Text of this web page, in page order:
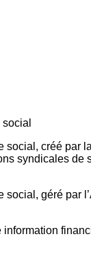
social, créé par
syndicales de
social, géré par
information